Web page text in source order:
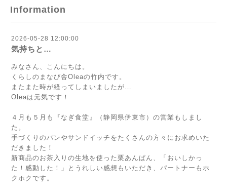
Information
2026-05-28 12:00:00
気持ちと…
みなさん、こんにちは。
くらしのまなび舎Oleaの竹内です。
またまた時が経ってしまいましたが…
Oleaは元気です！
４月も５月も『なぎ食堂』（静岡県伊東市）の営業もしまし
た。
手づくりのパンやサンドイッチをたくさんの方々にお求めいた
だきました！
新商品のお茶入りの生地を使った栗あんぱん、「おいしかっ
た！感動した！」とうれしい感想もいただき、パートナーもホ
クホクです。